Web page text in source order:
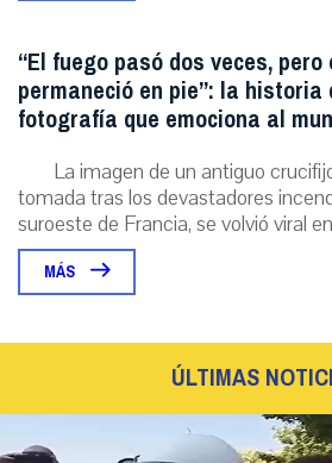
“El fuego pasó dos veces,
permaneció en pie”: la
fotografía que emociona al
La imagen de un antiguo
tomada tras los devastadores
suroeste de Francia, se volvió viral
MÁS
ÚLTIMAS